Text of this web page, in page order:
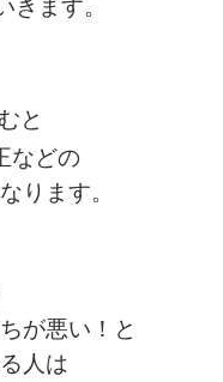
きます。
と
などの
ります。
が悪い！と
人は